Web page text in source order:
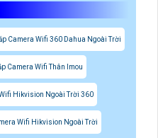
Camera Wifi 360 Dahua Ngoài Trời
Camera Wifi Thân Imou
Hikvision Ngoài Trời 360
Wifi Hikvision Ngoài Trời